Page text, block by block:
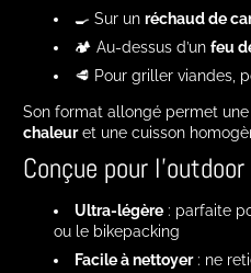
🍳 Sur un réchaud de
🏕️ Au-dessus d’un feu
🥩 Pour griller viandes,
Son format allongé permet une
chaleuret une cuisson
Conçue pour l’outdoor
Ultra-légère : parfaite
ou le bikepacking
Facile à nettoyer: ne